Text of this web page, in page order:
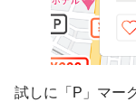
試しに「P」マー